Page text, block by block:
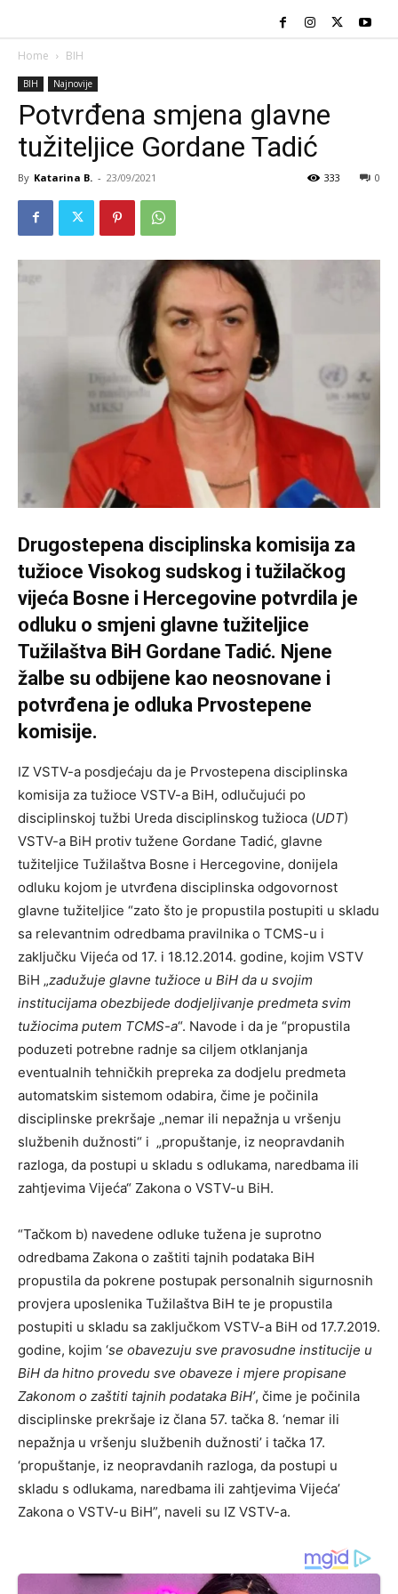
Home BIH
BIH Najnovije
Potvrđena smjena glavne
tužiteljice Gordane Tadić
By Katarina B. - 23/09/2021 0
333
Drugostepena disciplinska komisija za
tužioce Visokog sudskog i tužilačkog
vijeća Bosne i Hercegovine potvrdila je
odluku o smjeni glavne tužiteljice
Tužilaštva BiH Gordane Tadić. Njene
žalbe su odbijene kao neosnovane i
potvrđena je odluka Prvostepene
komisije.
IZ VSTV-a posdjećaju da je Prvostepena disciplinska
komisija za tužioce VSTV-a BiH, odlučujući po
disciplinskoj tužbi Ureda disciplinskog tužioca (UDT)
VSTV-a BiH protiv tužene Gordane Tadić, glavne
tužiteljice Tužilaštva Bosne i Hercegovine, donijela
odluku kojom je utvrđena disciplinska odgovornost
glavne tužiteljice “zato što je propustila postupiti u skladu
sa relevantnim odredbama pravilnika o TCMS-u i
zaključku Vijeća od 17. i 18.12.2014. godine, kojim VSTV
BiH „zadužuje glavne tužioce u BiH da u svojim
institucijama obezbijede dodjeljivanje predmeta svim
tužiocima putem TCMS-a“. Navode i da je “propustila
poduzeti potrebne radnje sa ciljem otklanjanja
eventualnih tehničkih prepreka za dodjelu predmeta
automatskim sistemom odabira, čime je počinila
disciplinske prekršaje „nemar ili nepažnja u vršenju
službenih dužnosti“ i „propuštanje, iz neopravdanih
razloga, da postupi u skladu s odlukama, naredbama ili
zahtjevima Vijeća“ Zakona o VSTV-u BiH.
“Tačkom b) navedene odluke tužena je suprotno
odredbama Zakona o zaštiti tajnih podataka BiH
propustila da pokrene postupak personalnih sigurnosnih
provjera uposlenika Tužilaštva BiH te je propustila
postupiti u skladu sa zaključkom VSTV-a BiH od 17.7.2019.
godine, kojim ‘se obavezuju sve pravosudne institucije u
BiH da hitno provedu sve obaveze i mjere propisane
Zakonom o zaštiti tajnih podataka BiH’, čime je počinila
disciplinske prekršaje iz člana 57. tačka 8. ‘nemar ili
nepažnja u vršenju službenih dužnosti’ i tačka 17.
‘propuštanje, iz neopravdanih razloga, da postupi u
skladu s odlukama, naredbama ili zahtjevima Vijeća’
Zakona o VSTV-u BiH”, naveli su IZ VSTV-a.